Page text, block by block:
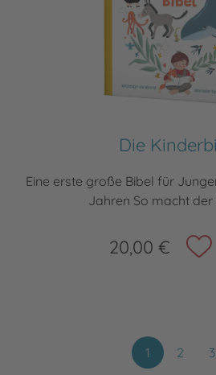
Die
Eine erste große Bibel für
Jahren So macht der
20,00 €
1 2 3